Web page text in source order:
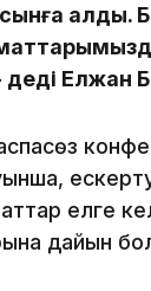
алды.
Елжан
елге
дайын